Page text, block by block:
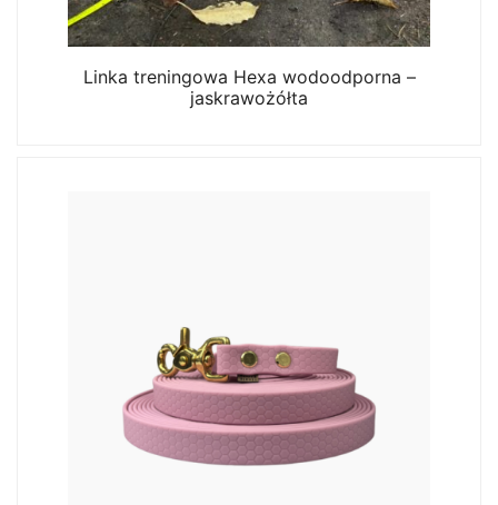
Linka treningowa Hexa wodoodporna –
jaskrawożółta